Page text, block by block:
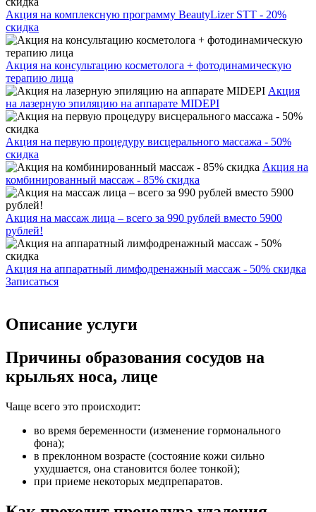
Акция на комплексную программу BeautyLizer STT - 20%
скидка
Акция на консультацию косметолога + фотодинамическую
терапию лица
Акция
на лазерную эпиляцию на аппарате MIDEPI
Акция на первую процедуру висцерального массажа - 50%
скидка
Акция на
комбинированный массаж - 85% скидка
Акция на массаж лица – всего за 990 рублей вместо 5900
рублей!
Акция на аппаратный лимфодренажный массаж - 50% скидка
Записаться
Описание услуги
Причины образования сосудов на
крыльях носа, лице
Чаще всего это происходит:
во время беременности (изменение гормонального
фона);
в преклонном возрасте (состояние кожи сильно
ухудшается, она становится более тонкой);
при приеме некоторых медпрепаратов.